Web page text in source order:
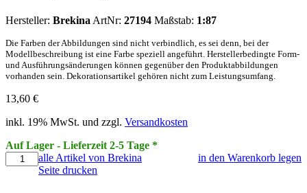
Hersteller: Brekina ArtNr: 27194 Maßstab: 1:87
Die Farben der Abbildungen sind nicht verbindlich, es sei denn, bei der
Modellbeschreibung ist eine Farbe speziell angeführt. Herstellerbedingte Form-
und Ausführungsänderungen können gegenüber den Produktabbildungen
vorhanden sein. Dekorationsartikel gehören nicht zum Leistungsumfang.
13,60 €
inkl. 19% MwSt. und zzgl. Versandkosten
Auf Lager - Lieferzeit 2-5 Tage *
in den Warenkorb legen
alle Artikel von Brekina
Seite drucken